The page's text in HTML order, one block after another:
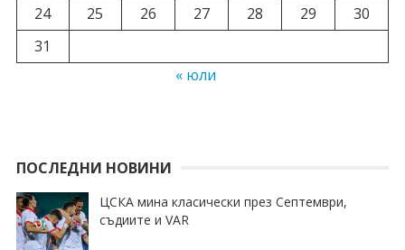
24
25 26 27 28 29
30
31
« юли
ПОСЛЕДНИ НОВИНИ
ЦСКА мина класически през Септември,
съдиите и VAR